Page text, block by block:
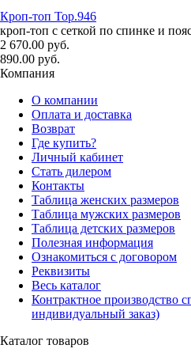
Кроп-топ Top.946
кроп-топ с сеткой по спинке и
2 670.00 руб.
890.00 руб.
Компания
О компании
Оплата и доставка
Возврат
Где купить?
Личный кабинет
Стать дилером
Контакты
Таблица женских размеров
Таблица мужских размеров
Таблица детских размеров
Полезная информация
Ознакомиться с договором
Реквизиты
Весь каталог
Контрактное производство
индивидуальный заказ)
Каталог товаров